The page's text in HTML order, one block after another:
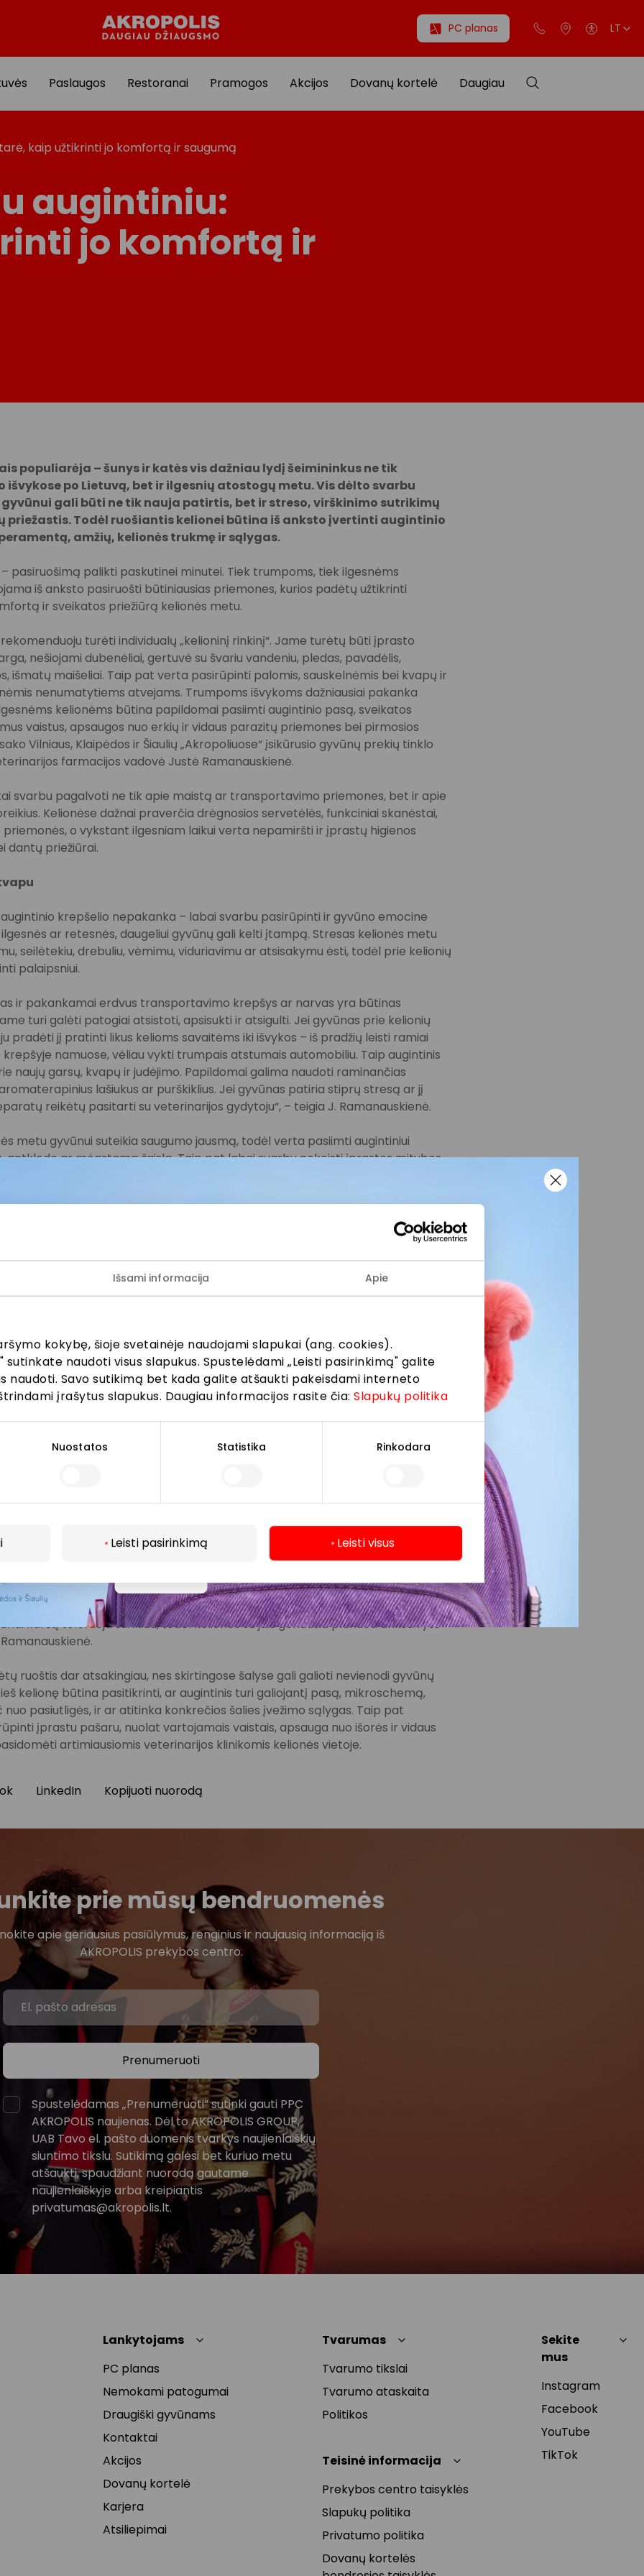
Išsami informacija Apie
kokybę, šioje svetainėje naudojami slapukai (ang. cookies).
sutinkate naudoti visus slapukus. Spustelėdami „Leisti pasirinkimą" galite
naudoti. Savo sutikimą bet kada galite atšaukti pakeisdami interneto
įrašytus slapukus. Daugiau informacijos rasite čia:Slapukų politika
Nuostatos Statistika Rinkodara
Leisti pasirinkimą Leisti visus
PC planas LT
Paslaugos Restoranai Pramogos Akcijos Dovanų kortelė Daugiau
kaip užtikrinti jo komfortą ir saugumą
augintiniu:
jo komfortą ir
populiarėja – šunys ir katės vis dažniau lydį šeimininkus ne tik
po Lietuvą, bet ir ilgesnių atostogų metu. Vis dėlto svarbu
gali būti ne tik nauja patirtis, bet ir streso, virškinimo sutrikimų
priežastis. Todėl ruošiantis kelionei būtina iš anksto įvertinti augintinio
amžių, kelionės trukmę ir sąlygas.
pasiruošimą palikti paskutinei minutei. Tiek trumpoms, tiek ilgesnėms
iš anksto pasiruošti būtiniausias priemones, kurios padėtų užtikrinti
ir sveikatos priežiūrą kelionės metu.
turėti individualų „kelioninį rinkinį“. Jame turėtų būti įprasto
nešiojami dubenėliai, gertuvė su švariu vandeniu, pledas, pavadėlis,
išmatų maišeliai. Taip pat verta pasirūpinti palomis, sauskelnėmis bei kvapų ir
nenumatytiems atvejams. Trumpoms išvykoms dažniausiai pakanka
kelionėms būtina papildomai pasiimti augintinio pasą, sveikatos
vaistus, apsaugos nuo erkių ir vidaus parazitų priemones bei pirmosios
Vilniaus, Klaipėdos ir Šiaulių „Akropoliuose“ įsikūrusio gyvūnų prekių tinklo
farmacijos vadovė Justė Ramanauskienė.
svarbu pagalvoti ne tik apie maistą ar transportavimo priemones, bet ir apie
Kelionėse dažnai praverčia drėgnosios servetėlės, funkciniai skanėstai,
o vykstant ilgesniam laikui verta nepamiršti ir įprastų higienos
dantų priežiūrai.
augintinio krepšelio nepakanka – labai svarbu pasirūpinti ir gyvūno emocine
ar retesnės, daugeliui gyvūnų gali kelti įtampą. Stresas kelionės metu
seilėtekiu, drebuliu, vėmimu, viduriavimu ar atsisakymu ėsti, todėl prie kelionių
palaipsniui.
ir pakankamai erdvus transportavimo krepšys ar narvas yra būtinas
turi galėti patogiai atsistoti, apsisukti ir atsigulti. Jei gyvūnas prie kelionių
pradėti jį pratinti likus kelioms savaitėms iki išvykos – iš pradžių leisti ramiai
namuose, vėliau vykti trumpais atstumais automobiliu. Taip augintinis
naujų garsų, kvapų ir judėjimo. Papildomai galima naudoti raminančias
lašiukus ar purškiklius. Jei gyvūnas patiria stiprų stresą ar jį
reikėtų pasitarti su veterinarijos gydytoju“, – teigia J. Ramanauskienė.
metu gyvūnui suteikia saugumo jausmą, todėl verta pasiimti augintiniui
antklodę ar mėgstamą žaislą. Taip pat labai svarbu nekeisti įprastos mitybos
pasivaikščiojimų grafiko kaip namuose. Prieš pat kelionę augintinio
– paskutinį didesnį maitinimą geriausia planuoti likus 3–4 valandoms iki
metu šunims būtina daryti pertraukas kas 2–3 valandas, kad jie galėtų
ir atlikti gamtinius reikalus“, – pažymi J. Ramanauskienė.
dažniau pasiima ir į kasdienes veiklas mieste, todėl daugėja vietų, kurios yra
gyvūnais. „Jau dvejus metus Vilniaus, Klaipėdos ir Šiaulių „Akropoliai“ yra
jie laukiami visose bendrose erdvėse, tokiose kaip prekybos centrų alėjos ar
užsukti ir į parduotuves, pažymėtas specialiu žalios spalvos „pėdutės“
kad apsilankymas prekybos ir pramogų centruose būtų patogus ir
jų augintiniams“, – sako Paulius Pocius, „Akropolis Group“ rinkodaros ir
augintiniu vasarą, būtina įvertinti oro temperatūrą. Gyvūno negalima palikti
net trumpam – net ir pravertas langas neužtikrina saugumo. Perkaitimas gali
automobilio salone per kelias minutes gali tapti pavojinga. Kelionės metu
padėti užtikrinti vėsinantys kilimėliai, reguliariai siūlomas vanduo ir pavėsis
šunys, tokie kaip mopsai ar buldogai, ilgaplaukės veislės, antsvorio
karštį toleruoja sunkiau, todėl keliones su jais geriausia planuoti anksti ryte
ruoštis dar atsakingiau, nes skirtingose šalyse gali galioti nevienodi gyvūnų
kelionę būtina pasitikrinti, ar augintinis turi galiojantį pasą, mikroschemą,
nuo pasiutligės, ir ar atitinka konkrečios šalies įvežimo sąlygas. Taip pat
įprastu pašaru, nuolat vartojamais vaistais, apsauga nuo išorės ir vidaus
artimiausiomis veterinarijos klinikomis kelionės vietoje.
LinkedIn Kopijuoti nuorodą
prie mūsų bendruomenės
apie geriausius pasiūlymus, renginius ir naujausią informaciją iš
AKROPOLIS prekybos centro.
Prenumeruoti
Spustelėdamas „Prenumeruoti“ sutinki gauti PPC
AKROPOLIS naujienas. Dėl to AKROPOLIS GROUP,
UAB Tavo el. pašto duomenis tvarkys naujienlaiškių
siuntimo tikslu. Sutikimą galėsi bet kuriuo metu
atšaukti, spaudžiant nuorodą gautame
naujienlaiškyje arba kreipiantis
privatumas@akropolis.lt.
Lankytojams
PC planas
Nemokami patogumai
Draugiški gyvūnams
Kontaktai
Akcijos
Dovanų kortelė
Karjera
Atsiliepimai
Tvarumas
Tvarumo tikslai
Tvarumo ataskaita
Politikos
Teisinė informacija
Prekybos centro taisyklės
Slapukų politika
Privatumo politika
Dovanų kortelės
Sekite
mus
Instagram
Facebook
YouTube
TikTok